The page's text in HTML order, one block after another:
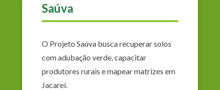
Saúva
O Projeto Saúva busca recuperar solos
com adubação verde, capacitar
produtores rurais e mapear matrizes em
Jacareí.